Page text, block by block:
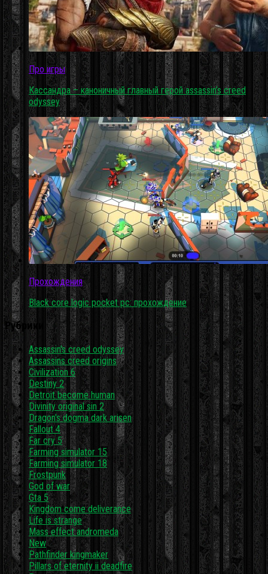
Про игры
Кассандра – каноничный главный герой assassin’s creed
odyssey
Прохождения
Black core logic pocket pc: прохождение
Рубрики
Assassin's creed odyssey
Assassins creed origins
Civilization 6
Destiny 2
Detroit become human
Divinity original sin 2
Dragon's dogma dark arisen
Fallout 4
Far cry 5
Farming simulator 15
Farming simulator 18
Frostpunk
God of war
Gta 5
Kingdom come deliverance
Life is strange
Mass effect andromeda
New
Pathfinder kingmaker
Pillars of eternity ii deadfire